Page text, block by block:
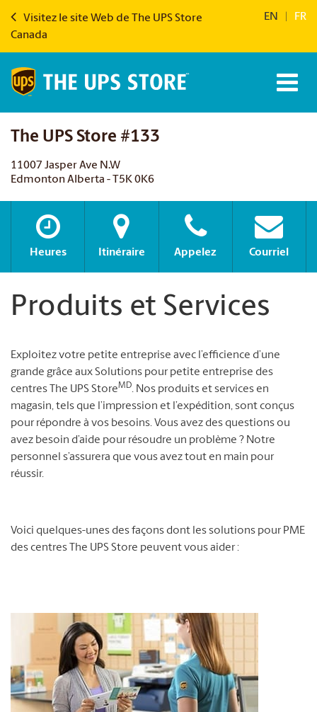
Visitez le site Web de The UPS Store
Canada
EN FR
The UPS Store #133
11007 Jasper Ave N.W
Edmonton Alberta - T5K 0K6
Heures Itinéraire Appelez Courriel
Produits et Services
Exploitez votre petite entreprise avec l’efficience d’une
grande grâce aux Solutions pour petite entreprise des
centres The UPS StoreMD. Nos produits et services en
magasin, tels que l’impression et l’expédition, sont conçus
pour répondre à vos besoins. Vous avez des questions ou
avez besoin d’aide pour résoudre un problème ? Notre
personnel s’assurera que vous avez tout en main pour
réussir.
Voici quelques-unes des façons dont les solutions pour PME
des centres The UPS Store peuvent vous aider :